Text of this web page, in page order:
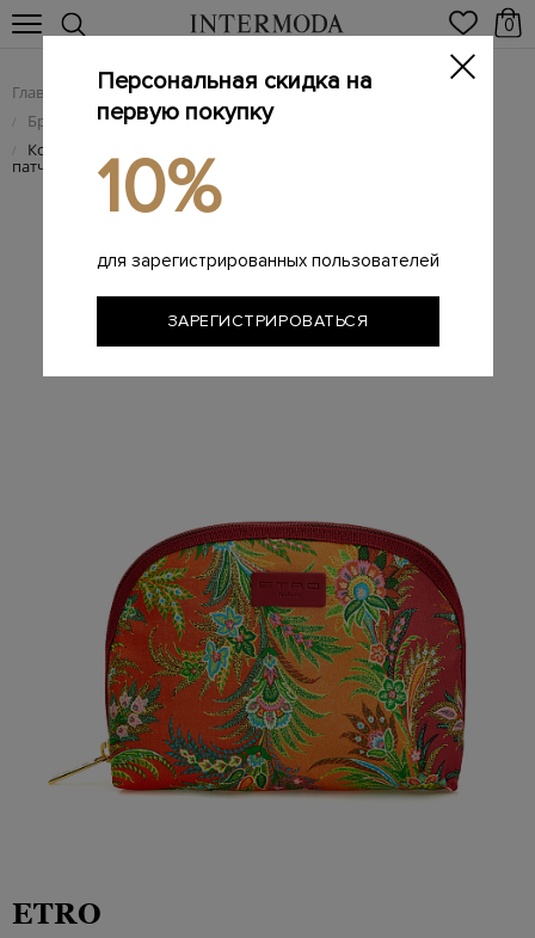
0
Главная Женщинам / Брендовые женские аксессуары
/ Брендовые женские аксессуары
/ Косметичка с флористическим принтом и брендированным
патчем
ETRO
Персональная скидка на
первую покупку
10%
для зарегистрированных пользователей
ЗАРЕГИСТРИРОВАТЬСЯ